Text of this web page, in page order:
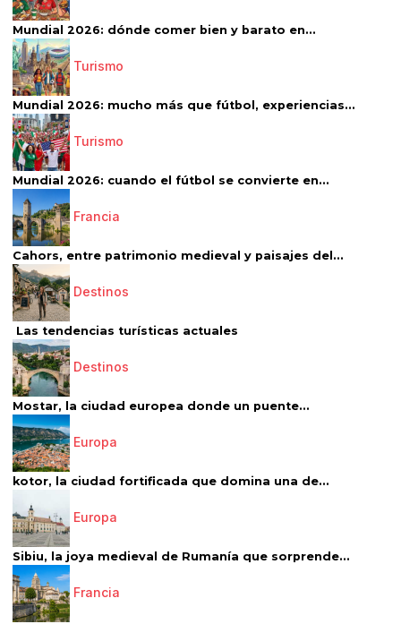
Mundial 2026: dónde comer bien y barato en...
Turismo
Mundial 2026: mucho más que fútbol, experiencias...
Turismo
Mundial 2026: cuando el fútbol se convierte en...
Francia
Cahors, entre patrimonio medieval y paisajes del...
Destinos
Las tendencias turísticas actuales
Destinos
Mostar, la ciudad europea donde un puente...
Europa
kotor, la ciudad fortificada que domina una de...
Europa
Sibiu, la joya medieval de Rumanía que sorprende...
Francia